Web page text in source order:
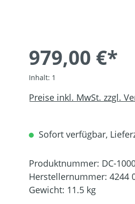
979,00 €*
Inhalt: 1
Preise inkl. MwSt. zzgl.
Sofort verfügbar,
Produktnummer: DC-
Herstellernummer: 4244
Gewicht: 11.5 kg